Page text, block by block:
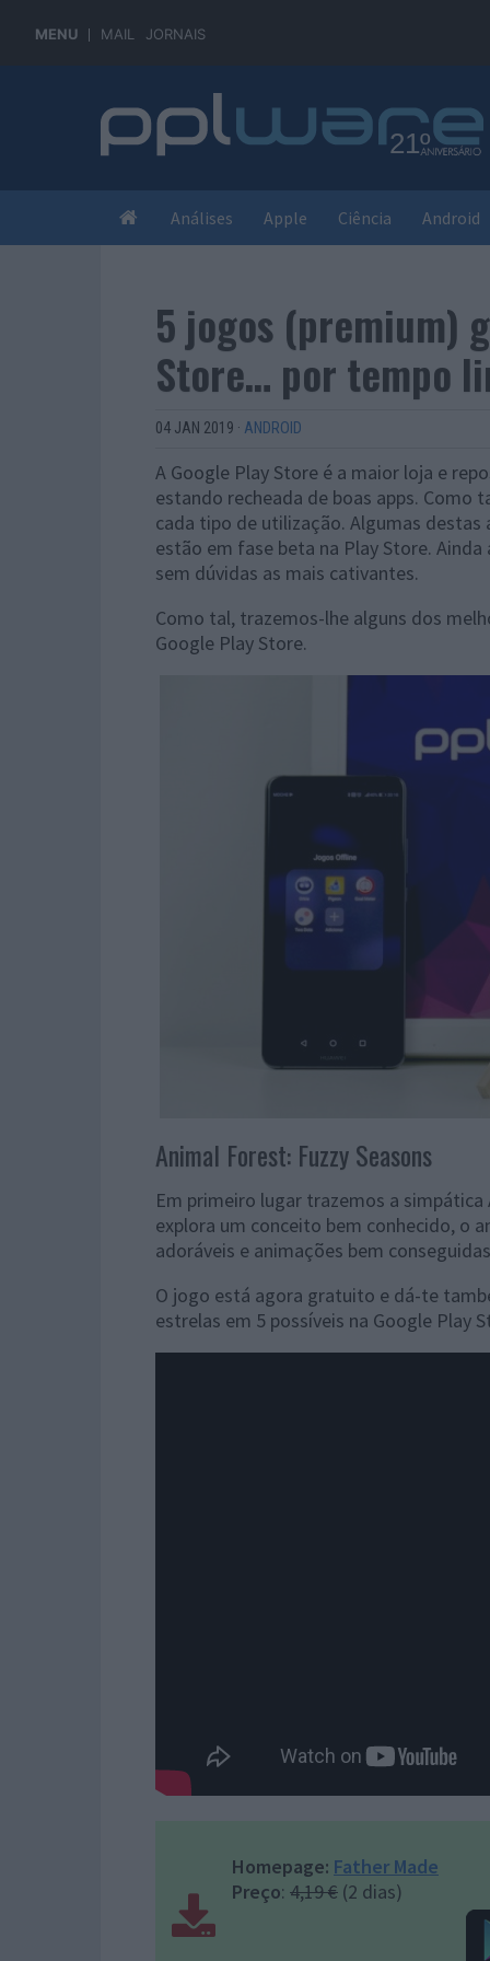
MENU MAIL JORNAIS
Análises Apple Ciência Android
5 jogos (premium)
Store… por tempo
04 JAN 2019 · ANDROID
A Google Play Store é a maior loja e
estando recheada de boas apps. Como
cada tipo de utilização. Algumas
estão em fase beta na Play Store.
sem dúvidas as mais cativantes.
Como tal, trazemos-lhe alguns dos
Google Play Store.
Animal Forest: Fuzzy Seasons
Em primeiro lugar trazemos a simpática
explora um conceito bem conhecido, o
adoráveis e animações bem
O jogo está agora gratuito e dá-te
estrelas em 5 possíveis na Google Play
Homepage: Father Made
Preço: 4,19 € (2 dias)